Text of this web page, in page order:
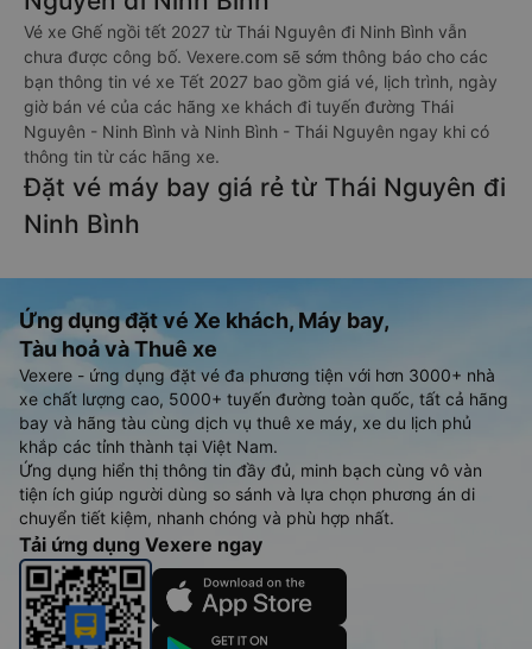
Vé xe Ghế ngồi tết 2027 từ Thái Nguyên đi Ninh Bình vẫn
chưa được công bố. Vexere.com sẽ sớm thông báo cho các
bạn thông tin vé xe Tết 2027 bao gồm giá vé, lịch trình, ngày
giờ bán vé của các hãng xe khách đi tuyến đường Thái
Nguyên - Ninh Bình và Ninh Bình - Thái Nguyên ngay khi có
thông tin từ các hãng xe.
Đặt vé máy bay giá rẻ từ Thái Nguyên đi
Ninh Bình
Ứng dụng đặt vé Xe khách, Máy bay,
Tàu hoả và Thuê xe
Vexere - ứng dụng đặt vé đa phương tiện với hơn 3000+ nhà
xe chất lượng cao, 5000+ tuyến đường toàn quốc, tất cả hãng
bay và hãng tàu cùng dịch vụ thuê xe máy, xe du lịch phủ
khắp các tỉnh thành tại Việt Nam.
Ứng dụng hiển thị thông tin đầy đủ, minh bạch cùng vô vàn
tiện ích giúp người dùng so sánh và lựa chọn phương án di
chuyển tiết kiệm, nhanh chóng và phù hợp nhất.
Tải ứng dụng Vexere ngay